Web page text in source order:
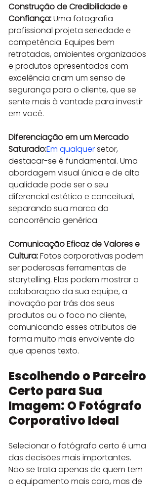
Construção de Credibilidade e
Confiança: Uma fotografia
profissional projeta seriedade e
competência. Equipes bem
retratadas, ambientes organizados
e produtos apresentados com
excelência criam um senso de
segurança para o cliente, que se
sente mais à vontade para investir
em você.
Diferenciação em um Mercado
Saturado:Em qualquer setor,
destacar-se é fundamental. Uma
abordagem visual única e de alta
qualidade pode ser o seu
diferencial estético e conceitual,
separando sua marca da
concorrência genérica.
Comunicação Eficaz de Valores e
Cultura: Fotos corporativas podem
ser poderosas ferramentas de
storytelling. Elas podem mostrar a
colaboração da sua equipe, a
inovação por trás dos seus
produtos ou o foco no cliente,
comunicando esses atributos de
forma muito mais envolvente do
que apenas texto.
Escolhendo o Parceiro
Certo para Sua
Imagem: O Fotógrafo
Corporativo Ideal
Selecionar o fotógrafo certo é uma
das decisões mais importantes.
Não se trata apenas de quem tem
o equipamento mais caro, mas de